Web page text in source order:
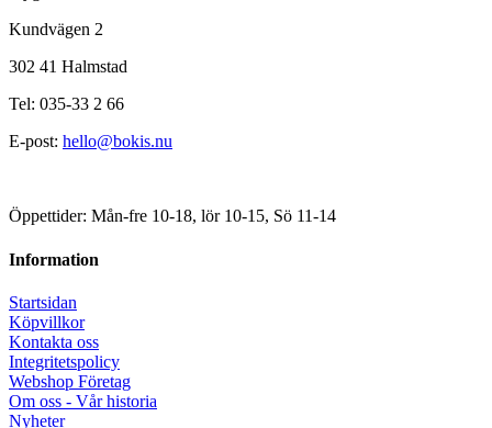
Kundvägen 2
302 41 Halmstad
Tel: 035-33 2 66
E-post: hello@bokis.nu
Öppettider: Mån-fre 10-18, lör 10-15, Sö 11-14
Information
Startsidan
Köpvillkor
Kontakta oss
Integritetspolicy
Webshop Företag
Om oss - Vår historia
Nyheter